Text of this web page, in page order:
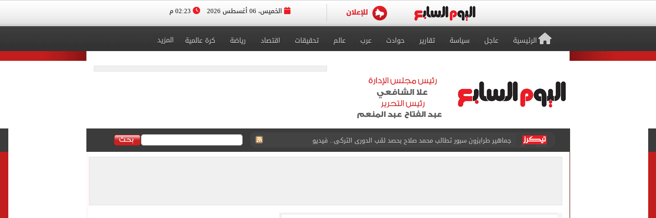
الخميس، 06 أغسطس 2026
الرئيسية عاجل سياسة تقارير حوادث عرب عالم تحقيقات اقتصاد رياضة كرة عالمية المزيد
لغز اختفاء مجتبى خامنئي يحير الولايات المتحدة.. خبير: إما مات أو أصبح عاجزا
دماء مطابقة وعينة مجهولة.. تقرير الطب الشرعى يفجر مفاجآت فى قضية أشرف داري
تنسيق المرحلة الأولى.. التعليم العالى تهيب طلاب الثانوية العامة بسرعة التسجيل